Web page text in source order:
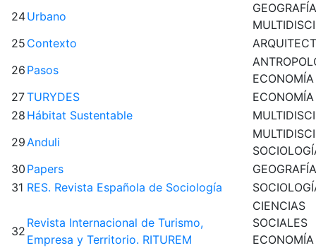
24Urbano
GEOGRAFÍA
25 Contexto
26 Pasos
ECONOMÍA
27TURYDES
ECONOMÍA
28 Hábitat Sustentable
29Anduli
30 Papers
GEOGRAFÍA
31 RES. Revista Española de Sociología
32
Revista Internacional de Turismo,
Empresa y Territorio. RITUREM
CIENCIAS
SOCIALES
ECONOMÍA